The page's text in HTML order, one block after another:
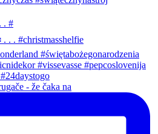
. #
- že čaka na